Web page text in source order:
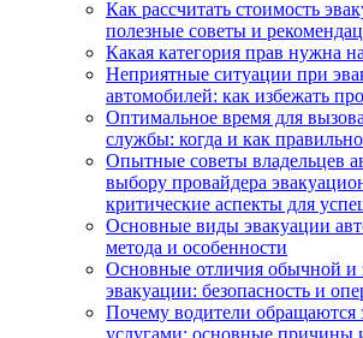
Как рассчитать стоимость
полезные советы и
Какая категория прав нужна
Неприятные ситуации при
автомобилей: как избежать
Оптимальное время для
службы: когда и как
Опытные советы владельцев
выбору провайдера
критические аспекты для
Основные виды эвакуации
метода и особенности
Основные отличия обычной и
эвакуации: безопасность и
Почему водители обращаются
услугами: основные причины